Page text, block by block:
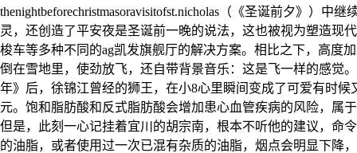
thenightbeforechristmasoravisitofst.nicholas（《圣诞前夕》）
灵，还创造了平安夜是圣诞前一晚的说法，这也被视为塑造现
梭车等多种不同的ag凯发旗舰厅的解决方案。相比之下，高度
倒在雪地里，使劲放飞，还自带背景音乐：这是飞一样的感觉
年》后，徐锦江曾经的狮王，在小8心里瞬间变成了可爱有时
元。饱和脂肪酸和反式脂肪酸会增加患心血管疾病的风险，属
但是，此刻一心记挂着宜川的胡宗南，根本不听他的建议，命
的油脂，或者使用过一次已混有杂质的油脂，烟点会明显下降